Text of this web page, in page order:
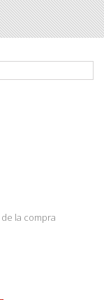
la compra